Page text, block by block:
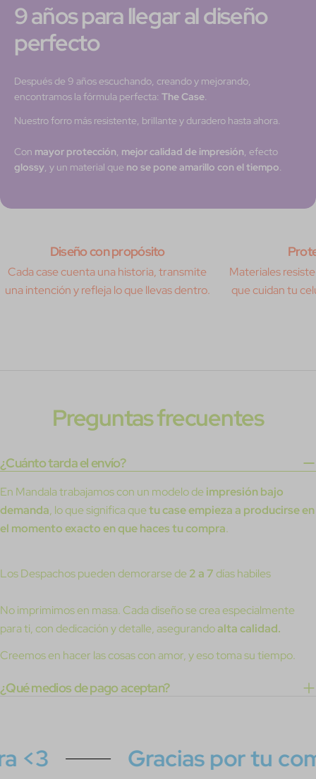
9 años para llegar al diseño
perfecto
Después de 9 años escuchando, creando y mejorando,
encontramos la fórmula perfecta: The Case.
Nuestro forro más resistente, brillante y duradero hasta ahora.
Con mayor protección, mejor calidad de impresión, efecto
glossy, y un material que no se pone amarillo con el tiempo.
Diseño con propósito
Cada case cuenta una historia, transmite
una intención y refleja lo que llevas dentro.
Materiales
que cuidan tu
Preguntas frecuentes
¿Cuánto tarda el envío?
En Mandala trabajamos con un modelo deimpresión bajo
demanda, lo que significa quetu case empieza a producirse en
el momento exacto en que haces tu compra.
Los Despachos pueden demorarse de2 a 7 días habiles
No imprimimos en masa. Cada diseño se crea especialmente
para ti, con dedicación y detalle, asegurandoalta calidad.
Creemos en hacer las cosas con amor, y eso toma su tiempo.
¿Qué medios de pago aceptan?
Gracias por tu